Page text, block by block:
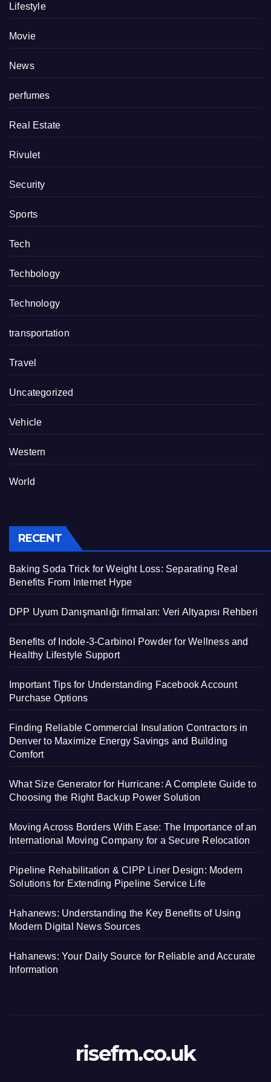
Lifestyle
Movie
News
perfumes
Real Estate
Rivulet
Security
Sports
Tech
Techbology
Technology
transportation
Travel
Uncategorized
Vehicle
Western
World
RECENT
Baking Soda Trick for Weight Loss: Separating Real
Benefits From Internet Hype
DPP Uyum Danışmanlığı firmaları: Veri Altyapısı Rehberi
Benefits of Indole-3-Carbinol Powder for Wellness and
Healthy Lifestyle Support
Important Tips for Understanding Facebook Account
Purchase Options
Finding Reliable Commercial Insulation Contractors in
Denver to Maximize Energy Savings and Building
Comfort
What Size Generator for Hurricane: A Complete Guide to
Choosing the Right Backup Power Solution
Moving Across Borders With Ease: The Importance of an
International Moving Company for a Secure Relocation
Pipeline Rehabilitation & CIPP Liner Design: Modern
Solutions for Extending Pipeline Service Life
Hahanews: Understanding the Key Benefits of Using
Modern Digital News Sources
Hahanews: Your Daily Source for Reliable and Accurate
Information
risefm.co.uk